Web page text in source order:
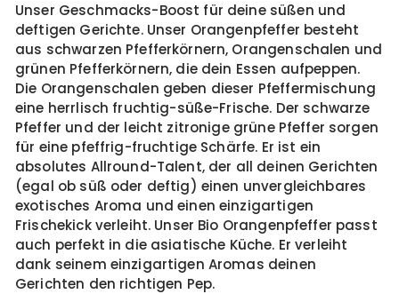
Unser Geschmacks-Boost für deine süßen und
deftigen Gerichte. Unser Orangenpfeffer besteht
aus schwarzen Pfefferkörnern, Orangenschalen und
grünen Pfefferkörnern, die dein Essen aufpeppen.
Die Orangenschalen geben dieser Pfeffermischung
eine herrlisch fruchtig-süße-Frische. Der schwarze
Pfeffer und der leicht zitronige grüne Pfeffer sorgen
für eine pfeffrig-fruchtige Schärfe. Er ist ein
absolutes Allround-Talent, der all deinen Gerichten
(egal ob süß oder deftig) einen unvergleichbares
exotisches Aroma und einen einzigartigen
Frischekick verleiht. Unser Bio Orangenpfeffer passt
auch perfekt in die asiatische Küche. Er verleiht
dank seinem einzigartigen Aromas deinen
Gerichten den richtigen Pep.